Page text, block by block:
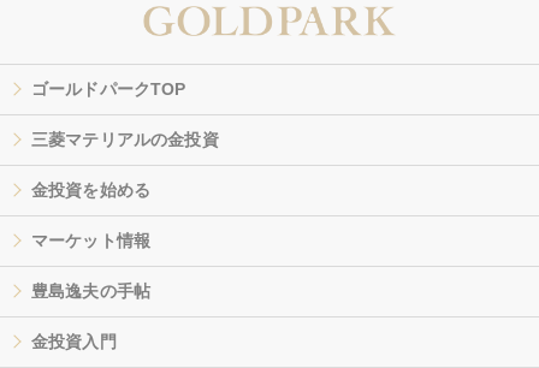
ゴールドパークTOP
三菱マテリアルの金投資
金投資を始める
マーケット情報
豊島逸夫の手帖
金投資入門